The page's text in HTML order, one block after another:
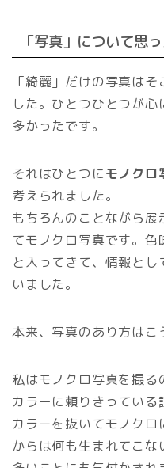
「写真」について思
「綺麗」だけの写真は
した。ひとつひとつが
多かったです。
それはひとつにモノクロ
考えられました。
もちろんのことながら
てモノクロ写真です。色
と入ってきて、情報と
いました。
本来、写真のあり方はこ
私はモノクロ写真を撮
カラーに頼りきっている
カラーを抜いてモノク
からは何も生まれてこ